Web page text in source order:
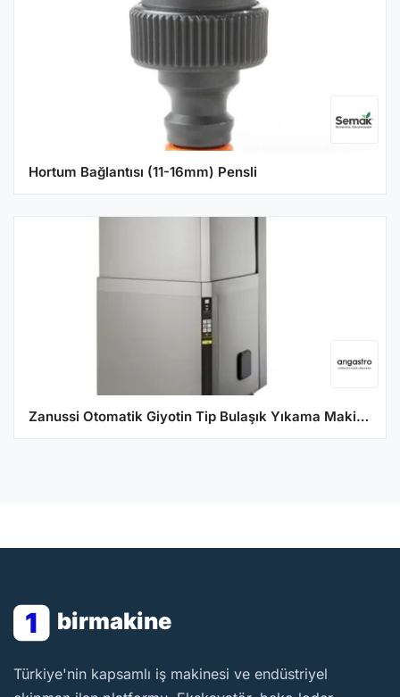
Hortum Bağlantısı (11-16mm) Pensli
Zanussi Otomatik Giyotin Tip Bulaşık Yıkama Makinesi Otomatik Kapak Drenaj ve Parlatıcı Pompalı 504271
1 birmakine
BirMakine
Türkiye'nin kapsamlı iş makinesi ve endüstriyel